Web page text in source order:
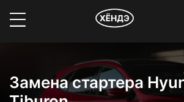
Замена стартера